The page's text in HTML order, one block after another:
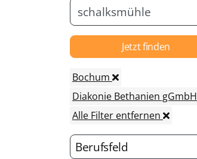
Jetzt finden
Bochum
Diakonie Bethanien gGmbH
Alle Filter entfernen
Berufsfeld